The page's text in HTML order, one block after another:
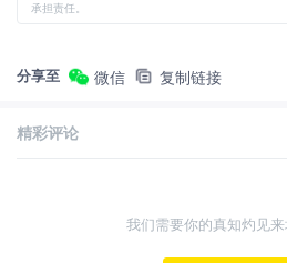
承担责任。
分享至 微信 复制链接
精彩评论
我们需要你的真知灼见